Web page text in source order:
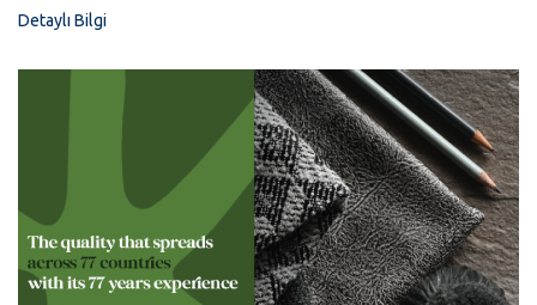
Detaylı Bilgi